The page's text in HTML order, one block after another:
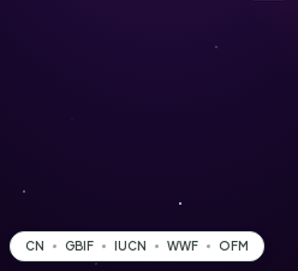
CN GBIF IUCN WWF OFM